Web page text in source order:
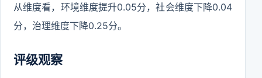
从维度看，环境维度提升0.05分，社会维度下降0.04
分，治理维度下降0.25分。
评级观察